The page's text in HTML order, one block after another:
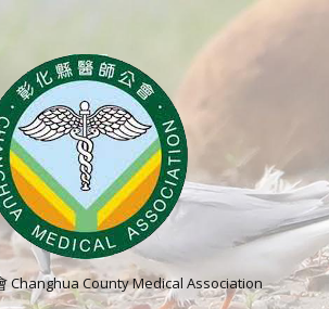
Changhua County Medical Association